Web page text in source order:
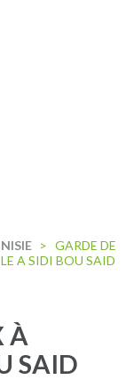
> GARDE DE
A SIDI BOU SAID
À
SAID